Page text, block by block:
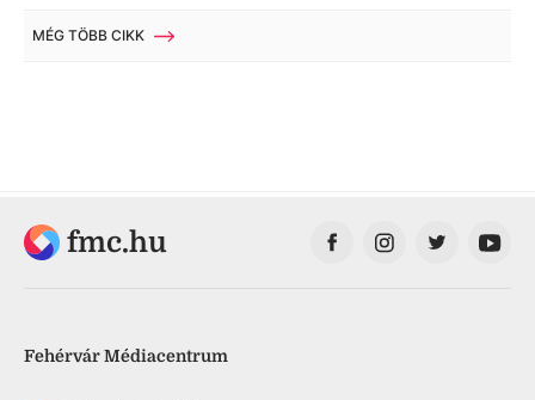
MÉG TÖBB CIKK
fmc.hu
Fehérvár Médiacentrum